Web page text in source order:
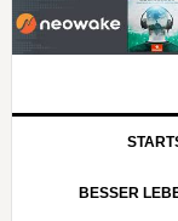
BESSER